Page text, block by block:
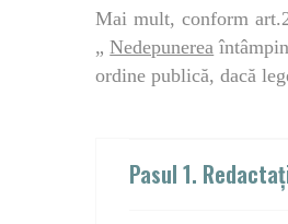
Mai mult, conform
„Nedepunerea
ordine publică, dacă
Pasul 1.